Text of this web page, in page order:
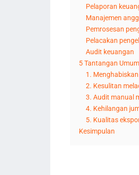
Pelaporan
Manajemen
Pemrosesan
Pelacakan
Audit keuangan
5 Tantangan
1.
2. Kesulitan
3. Audit manual
4. Kehilangan
5. Kualitas
Kesimpulan